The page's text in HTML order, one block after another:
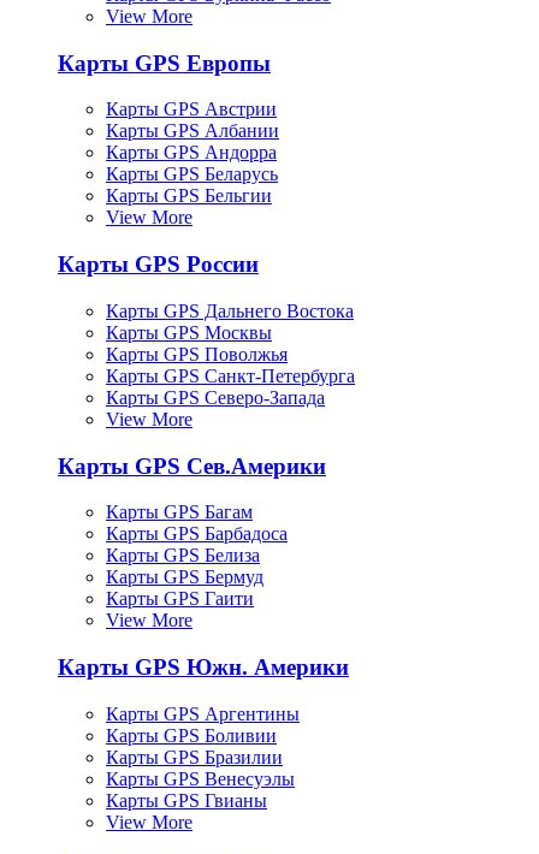
View More
Карты GPS Европы
Карты GPS Австрии
Карты GPS Албании
Карты GPS Андорра
Карты GPS Беларусь
Карты GPS Бельгии
View More
Карты GPS России
Карты GPS Дальнего Востока
Карты GPS Москвы
Карты GPS Поволжья
Карты GPS Санкт-Петербурга
Карты GPS Северо-Запада
View More
Карты GPS Сев.Америки
Карты GPS Багам
Карты GPS Барбадоса
Карты GPS Белиза
Карты GPS Бермуд
Карты GPS Гаити
View More
Карты GPS Южн. Америки
Карты GPS Аргентины
Карты GPS Боливии
Карты GPS Бразилии
Карты GPS Венесуэлы
Карты GPS Гвианы
View More